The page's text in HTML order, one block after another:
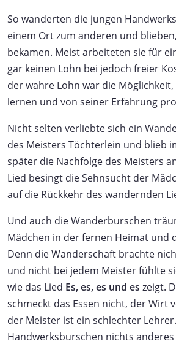
So wanderten die jungen
einem Ort zum anderen und
bekamen. Meist arbeiteten sie für
gar keinen Lohn bei jedoch freier
der wahre Lohn war die
lernen und von seiner Erfahrung
Nicht selten verliebte sich ein
des Meisters Töchterlein und blieb
später die Nachfolge des Meisters
Lied besingt die Sehnsucht der
auf die Rückkehr des wandernden
Und auch die Wanderburschen
Mädchen in der fernen Heimat und
Denn die Wanderschaft brachte
und nicht bei jedem Meister fühlte
wie das Lied Es, es, es und es zeigt.
schmeckt das Essen nicht, der Wirt
der Meister ist ein schlechter
Handwerksburschen nichts